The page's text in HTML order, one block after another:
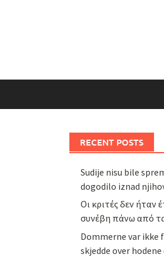
RECENT POSTS
Sudije nisu bile
dogodilo iznad
Οι κριτές δεν ήταν
συνέβη πάνω από
Dommerne var ikke
skjedde over hodene